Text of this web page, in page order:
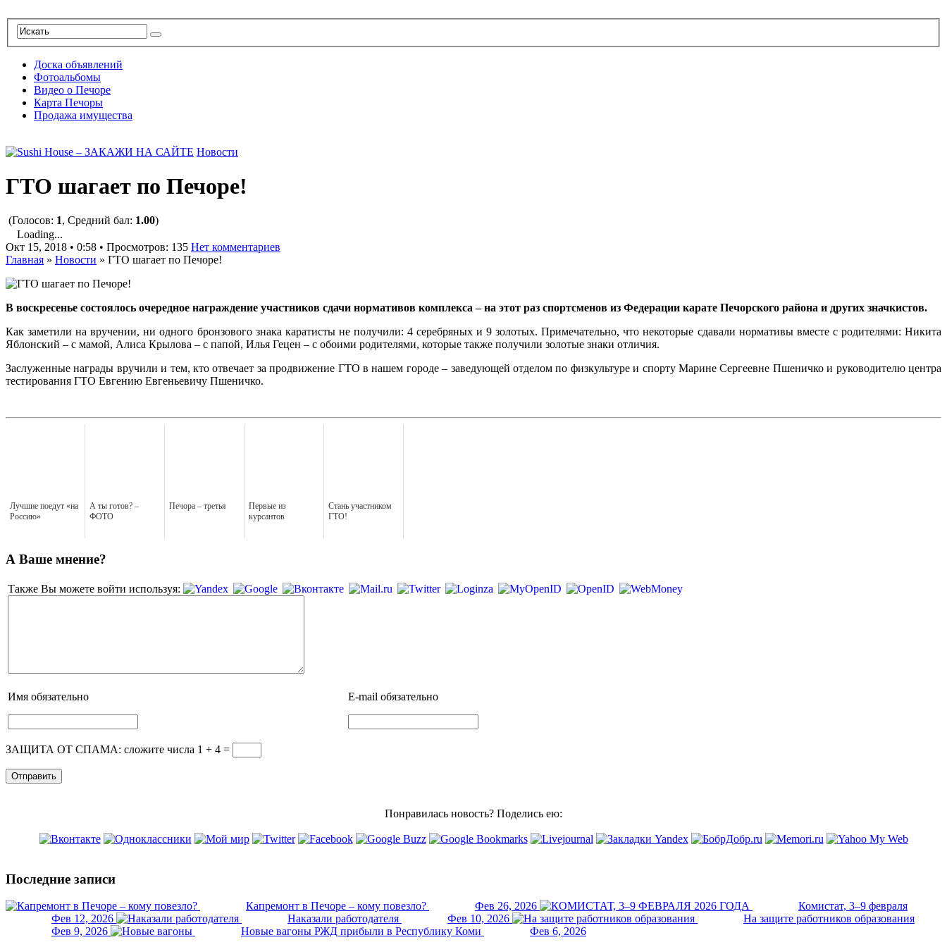
Доска объявлений
Фотоальбомы
Видео о Печоре
Карта Печоры
Продажа имущества
Новости
ГТО шагает по Печоре!
(Голосов: 1, Средний бал: 1.00)
Loading...
Окт 15, 2018 • 0:58 • Просмотров: 135 Нет комментариев
Главная » Новости » ГТО шагает по Печоре!
В воскресенье состоялось очередное награждение участников сдачи нормативов комплекса – на этот раз спортсменов из Федерации карате Печорского района и других значкистов.
Как заметили на вручении, ни одного бронзового знака каратисты не получили: 4 серебряных и 9 золотых. Примечательно, что некоторые сдавали нормативы вместе с родителями: Никита
Яблонский – с мамой, Алиса Крылова – с папой, Илья Гецен – с обоими родителями, которые также получили золотые знаки отличия.
Заслуженные награды вручили и тем, кто отвечает за продвижение ГТО в нашем городе – заведующей отделом по физкультуре и спорту Марине Сергеевне Пшеничко и руководителю центра
тестирования ГТО Евгению Евгеньевичу Пшеничко.
Лучшие поедут «на
Россию»
А ты готов? –
ФОТО
Печора – третья
Первые из
курсантов
Стань участником
ГТО!
А Ваше мнение?
Также Вы можете войти используя:
Имя обязательно E-mail обязательно
ЗАЩИТА ОТ СПАМА: сложите числа 1 + 4 =
Понравилась новость? Поделись ею:
Последние записи
Капремонт в Печоре – кому повезло? Фев 26, 2026
Комистат, 3–9 февраля
Фев 12, 2026
Наказали работодателя Фев 10, 2026
На защите работников образования
Фев 9, 2026
Новые вагоны РЖД прибыли в Республику Коми Фев 6, 2026